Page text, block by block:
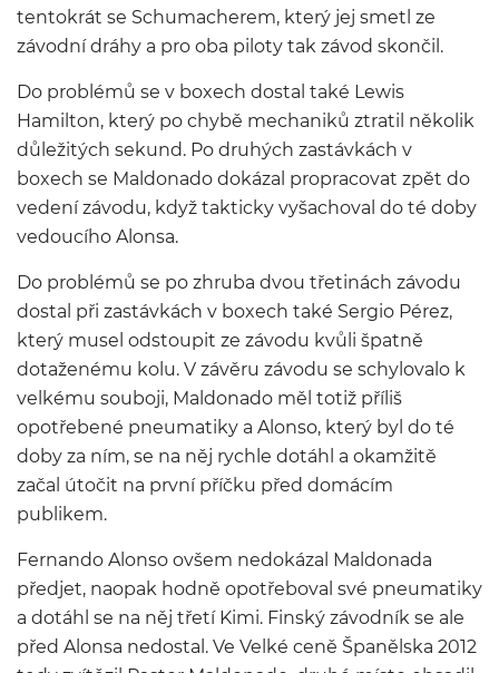
tentokrát se Schumacherem, který jej smetl ze
závodní dráhy a pro oba piloty tak závod skončil.
Do problémů se v boxech dostal také Lewis
Hamilton, který po chybě mechaniků ztratil několik
důležitých sekund. Po druhých zastávkách v
boxech se Maldonado dokázal propracovat zpět do
vedení závodu, když takticky vyšachoval do té doby
vedoucího Alonsa.
Do problémů se po zhruba dvou třetinách závodu
dostal při zastávkách v boxech také Sergio Pérez,
který musel odstoupit ze závodu kvůli špatně
dotaženému kolu. V závěru závodu se schylovalo k
velkému souboji, Maldonado měl totiž příliš
opotřebené pneumatiky a Alonso, který byl do té
doby za ním, se na něj rychle dotáhl a okamžitě
začal útočit na první příčku před domácím
publikem.
Fernando Alonso ovšem nedokázal Maldonada
předjet, naopak hodně opotřeboval své pneumatiky
a dotáhl se na něj třetí Kimi. Finský závodník se ale
před Alonsa nedostal. Ve Velké ceně Španělska 2012